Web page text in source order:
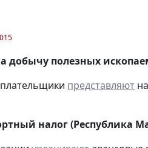
добычу полезных
представляют
налог (Республика